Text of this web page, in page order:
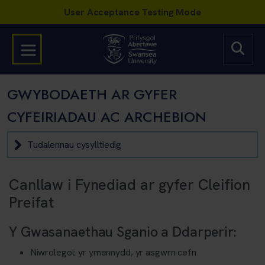
GWYBODAETH AR GYFER
CYFEIRIADAU AC ARCHEBION
Tudalennau cysylltiedig
Canllaw i Fynediad ar gyfer Cleifion
Preifat
Y Gwasanaethau Sganio a Ddarperir:
Niwrolegol: yr ymennydd, yr asgwrn cefn